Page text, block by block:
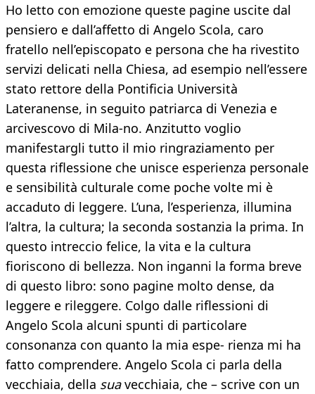
Ho letto con emozione queste pagine uscite dal
pensiero e dall’affetto di Angelo Scola, caro
fratello nell’episcopato e persona che ha rivestito
servizi delicati nella Chiesa, ad esempio nell’essere
stato rettore della Pontificia Università
Lateranense, in seguito patriarca di Venezia e
arcivescovo di Mila-no. Anzitutto voglio
manifestargli tutto il mio ringraziamento per
questa riflessione che unisce esperienza personale
e sensibilità culturale come poche volte mi è
accaduto di leggere. L’una, l’esperienza, illumina
l’altra, la cultura; la seconda sostanzia la prima. In
questo intreccio felice, la vita e la cultura
fioriscono di bellezza. Non inganni la forma breve
di questo libro: sono pagine molto dense, da
leggere e rileggere. Colgo dalle riflessioni di
Angelo Scola alcuni spunti di particolare
consonanza con quanto la mia espe- rienza mi ha
fatto comprendere. Angelo Scola ci parla della
vecchiaia, della suavecchiaia, che – scrive con un